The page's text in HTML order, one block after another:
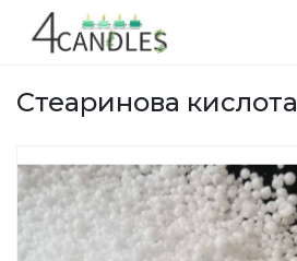
Стеаринова кислота